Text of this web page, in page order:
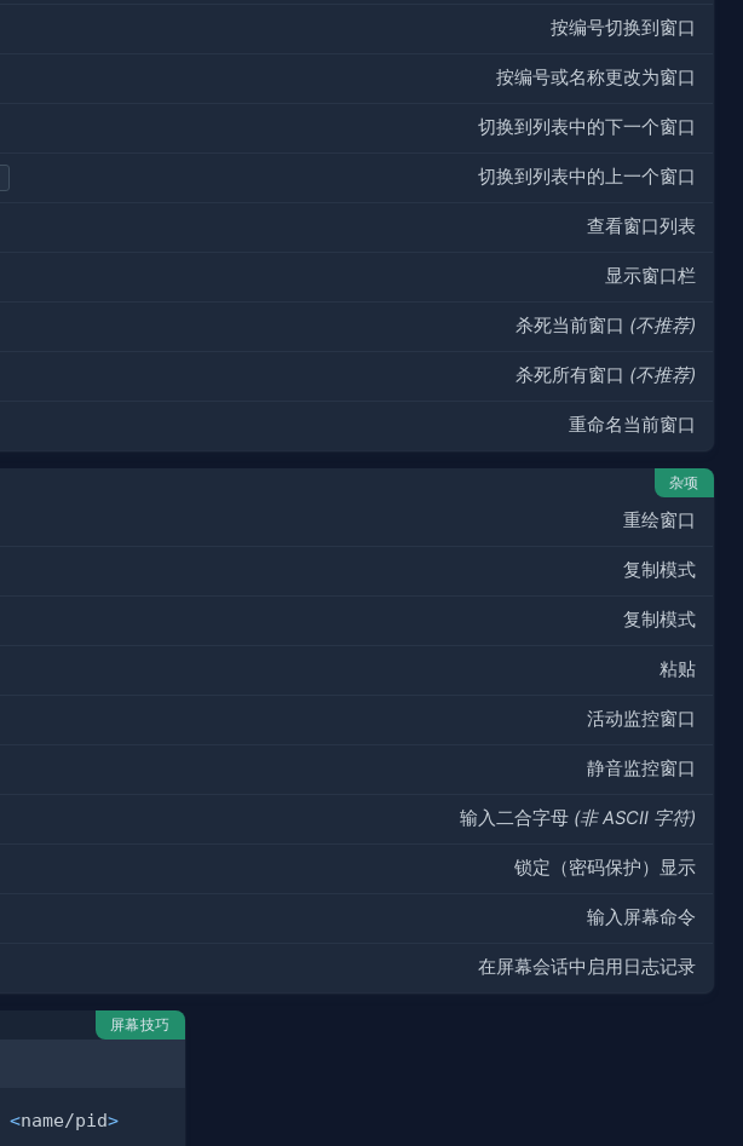
按编号切换到窗口
按编号或名称更改为窗口
切换到列表中的下一个窗口
切换到列表中的上一个窗口
查看窗口列表
显示窗口栏
杀死当前窗口 (不推荐)
杀死所有窗口 (不推荐)
重命名当前窗口
杂项
重绘窗口
复制模式
复制模式
粘贴
活动监控窗口
静音监控窗口
输入二合字母 (非 ASCII 字符)
锁定（密码保护）显示
输入屏幕命令
在屏幕会话中启用日志记录
屏幕技巧
<name/pid>